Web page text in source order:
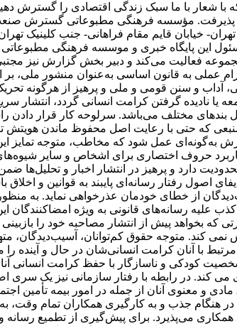
با ما سبک زندگی اقتصادی را گسترش
مؤسسه فرهنگی مطبوعاتی گسترش صنعت
پایگاه خبری و موسسه فرهنگی مطبوعاتی
فعالیت می‌کند و دبیر بخش گزارش نیز
عملی به قانون اساسی به‌عنوان منشور ملی،
آداب و سنن قومی و ملی و ‌پرهیز از هرگونه
نادیده گرفتن کرامت انسانی گردد، انتشار
بندهای مختلف می‌باشد. سرلوحه کار قرار
منبعی که حتی با رعایت اصل محفوظ ماندن
به‌گونه‌ای عمل شود که مخاطب، متوجه تمایز
کاربرد حروف اختصاری برای اشخاص و سایر
دارد و پرهیز در انتشار اخبار و تحلیل‌ها
رفتار رسانه‌ای پایبند به قوانین و اخلاق
از خطای خودمان عذرخواهی نماید. به
رسانه‌های قانونی به ‌ویژه امضاکنندگان این
بخواهد پیش از انتشار مصاحبه خود را
کند. متوجه حقوق کم‌توانان، آسیب‌دیدگان،
با آنان کرامت انسانی‌شان در حال و آینده
کودکی و ناسازگار با حفظ کرامت انسانی
می کند. در رابطه با رفتار سازمانی نیز یک سری
و معنوی آنان از جمله در امور بیمه تأمین
هنگام جذب و به کارگیری همکاران تمام وقت،
می‌پذیرد. برای پیش‌گیری از تطمیع رسانه و